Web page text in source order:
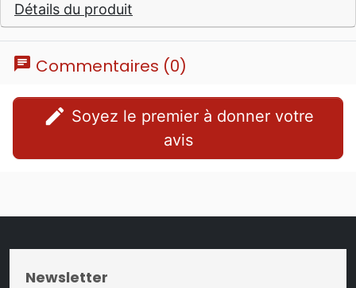
Détails du produit
chat Commentaires (0)
edit
avis
Newsletter